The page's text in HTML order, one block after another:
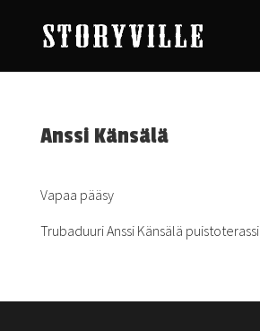
Anssi Känsälä
Vapaa pääsy
Trubaduuri Anssi Känsälä